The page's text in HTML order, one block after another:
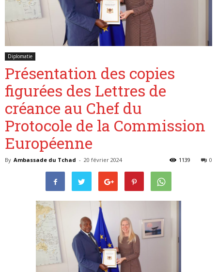
de
Belgique
Diplomatie
Présentation des copies
figurées des Lettres de
créance au Chef du
Protocole de la Commission
Européenne
By Ambassade du Tchad - 20 février 2024 0
1139